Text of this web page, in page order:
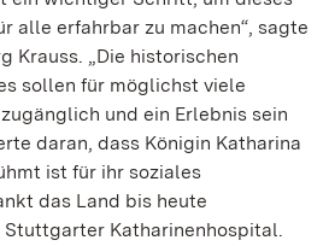
alle erfahrbar zu machen“, sagte
Krauss. „Die historischen
sollen für möglichst viele
und ein Erlebnis sein
daran, dass Königin Katharina
ist für ihr soziales
das Land bis heute
Stuttgarter Katharinenhospital.